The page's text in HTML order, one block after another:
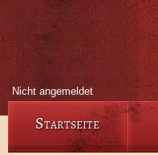
Nicht angemeldet
Startseite